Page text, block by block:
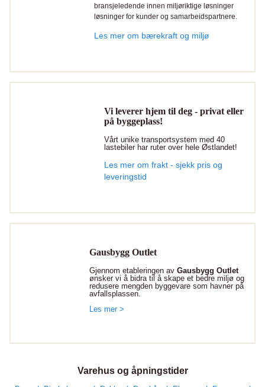
bransjeledende innen miljøriktige løsninger
løsninger for kunder og samarbeidspartnere.
Les mer om bærekraft og miljø
Vi leverer hjem til deg - privat eller
på byggeplass!
Vårt unike transportsystem med 40
lastebiler har ruter over hele Østlandet!
Les mer om frakt - sjekk pris og
leveringstid
Gausbygg Outlet
Gjennom etableringen avGausbygg Outlet
ønsker vi å bidra til å skape et bedre miljø og
redusere mengden byggevare som havner på
avfallsplassen.
Les mer >
Varehus og åpningstider